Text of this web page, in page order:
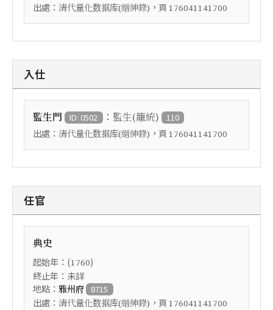
出處： 清代量化数据库(縉紳錄) ，頁 176041141700
入仕
監生門 ID: 0502 ： 監生(籠統) 110
出處： 清代量化数据库(縉紳錄) ，頁 176041141700
任官
典史
起始年：(1760)
終止年：未詳
地點： 雅州府 8715
出處： 清代量化数据库(縉紳錄) ，頁 176041141700